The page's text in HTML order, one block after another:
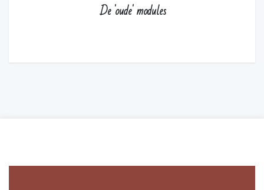
De 'oude' modules